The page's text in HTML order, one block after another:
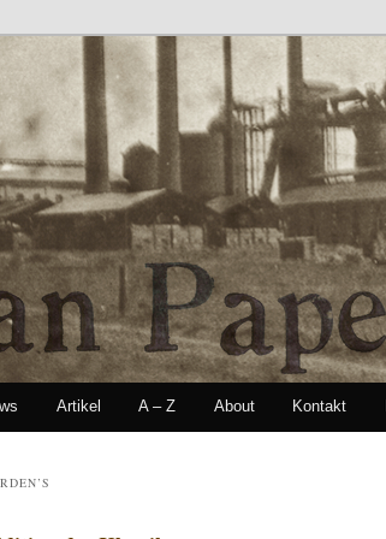
Artikel A – Z About Kontakt